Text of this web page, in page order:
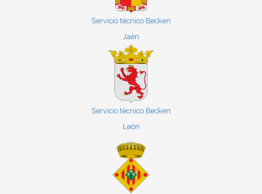
Servicio técnico Becken
Jaén
Servicio técnico Becken
León